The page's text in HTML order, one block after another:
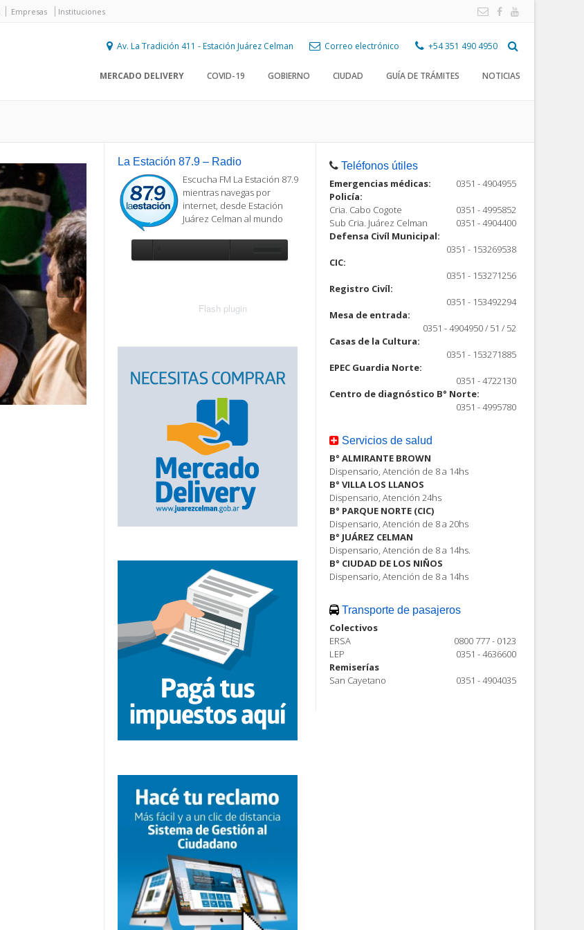
Empresas Instituciones
Av. La Tradición 411 - Estación Juárez Celman Correo electrónico +54 351 490 4950
MERCADO DELIVERY COVID-19 GOBIERNO CIUDAD GUÍA DE TRÁMITES NOTICIAS
La Estación 87.9 – Radio
Escucha FM La Estación 87.9
mientras navegas por
internet, desde Estación
Juárez Celman al mundo
Flash plugin
Teléfonos útiles
Emergencias médicas:
0351 - 4904955
Policía:
Cria. Cabo Cogote
0351 - 4995852
Sub Cria. Juárez Celman
0351 - 4904400
Defensa Civíl Municipal:
0351 - 153269538
CIC:
0351 - 153271256
Registro Civíl:
0351 - 153492294
Mesa de entrada:
0351 - 4904950 / 51 / 52
Casas de la Cultura:
0351 - 153271885
EPEC Guardia Norte:
0351 - 4722130
Centro de diagnóstico B° Norte:
0351 - 4995780
Servicios de salud
B° ALMIRANTE BROWN
Dispensario, Atención de 8 a 14hs
B° VILLA LOS LLANOS
Dispensario, Atención 24hs
B° PARQUE NORTE (CIC)
Dispensario, Atención de 8 a 20hs
B° JUÁREZ CELMAN
Dispensario, Atención de 8 a 14hs.
B° CIUDAD DE LOS NIÑOS
Dispensario, Atención de 8 a 14hs
Transporte de pasajeros
Colectivos
ERSA
0800 777 - 0123
LEP
0351 - 4636600
Remiserías
San Cayetano
0351 - 4904035